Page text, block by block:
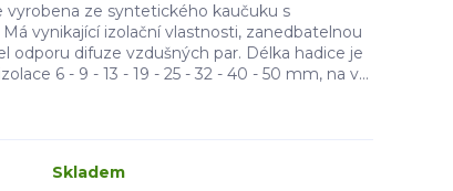
vyrobena ze syntetického kaučuku s
vynikající izolační vlastnosti, zanedbatelnou
odporu difuze vzdušných par. Délka hadice je
6 - 9 - 13 - 19 - 25 - 32 - 40 - 50 mm, na v...
Skladem